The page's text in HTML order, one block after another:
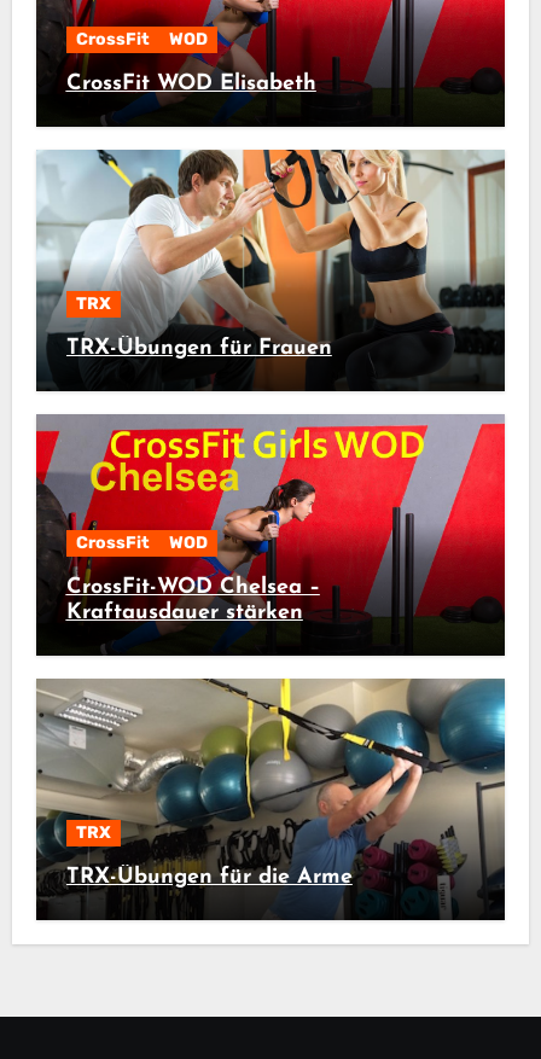
CrossFit WOD
CrossFit WOD Elisabeth
TRX
TRX-Übungen für Frauen
CrossFit WOD
CrossFit-WOD Chelsea –
Kraftausdauer stärken
TRX
TRX-Übungen für die Arme